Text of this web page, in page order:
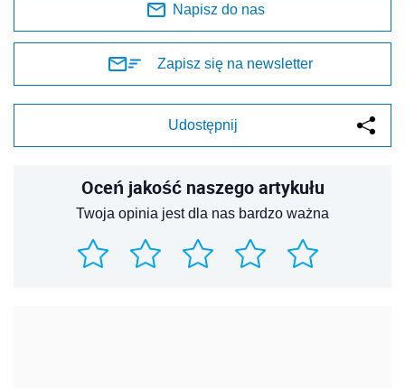
Napisz do nas
Zapisz się na newsletter
Udostępnij
Oceń jakość naszego artykułu
Twoja opinia jest dla nas bardzo ważna